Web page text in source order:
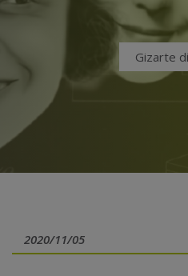
Gizarte
2020/11/05